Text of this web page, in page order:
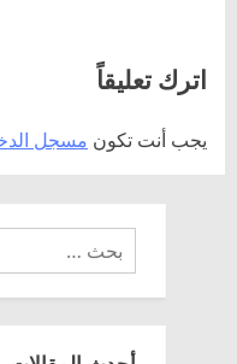
t
اترك تعليقاً
يجب أنت تكون مسجل
البحث
عن: